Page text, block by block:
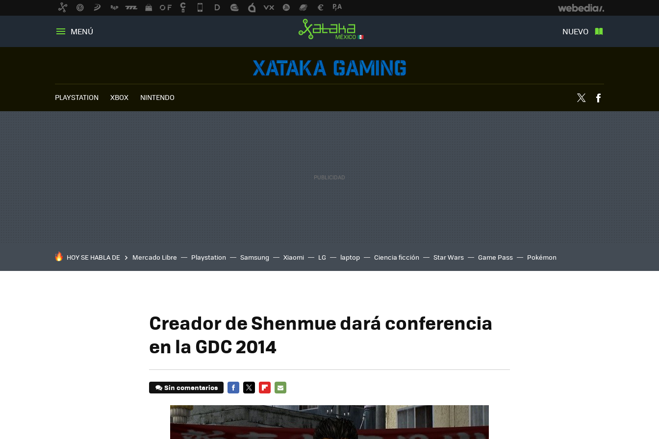
MENÚ NUEVO
PLAYSTATION XBOX NINTENDO Twitter
HOY SE HABLA DE Mercado Libre Playstation Samsung Xiaomi LG laptop Ciencia ficción Star Wars Game Pass Pokémon
Creador de Shenmue dará conferencia
en la GDC 2014
Sin comentarios
MAIL